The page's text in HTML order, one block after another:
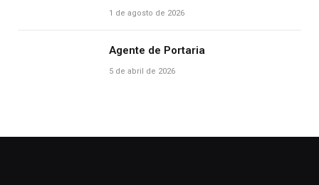
1 de agosto de 2026
Agente de Portaria
5 de abril de 2026